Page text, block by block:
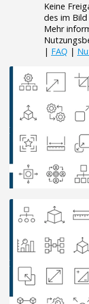
Keine
des im
Mehr
| FAQ |